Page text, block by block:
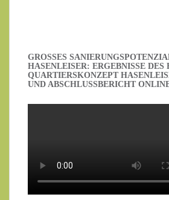
GROSSES SANIERUNGSPOTENZIAL
ASENLEISER: ERGEBNISSE DES
UARTIERSKONZEPT
ND ABSCHLUSSBERICHT ONLINE